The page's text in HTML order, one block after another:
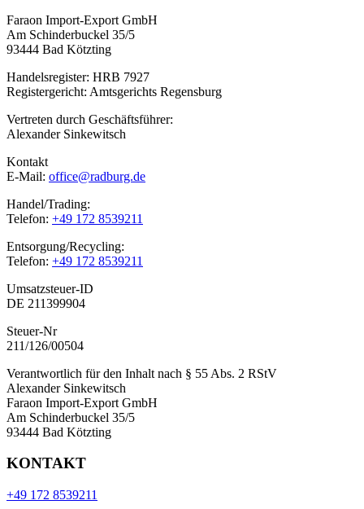
Faraon Import-Export GmbH
Am Schinderbuckel 35/5
93444 Bad Kötzting
Handelsregister: HRB 7927
Registergericht: Amtsgerichts Regensburg
Vertreten durch Geschäftsführer:
Alexander Sinkewitsch
Kontakt
E-Mail: office@radburg.de
Handel/Trading:
Telefon: +49 172 8539211
Entsorgung/Recycling:
Telefon: +49 172 8539211
Umsatzsteuer-ID
DE 211399904
Steuer-Nr
211/126/00504
Verantwortlich für den Inhalt nach § 55 Abs. 2 RStV
Alexander Sinkewitsch
Faraon Import-Export GmbH
Am Schinderbuckel 35/5
93444 Bad Kötzting
KONTAKT
+49 172 8539211